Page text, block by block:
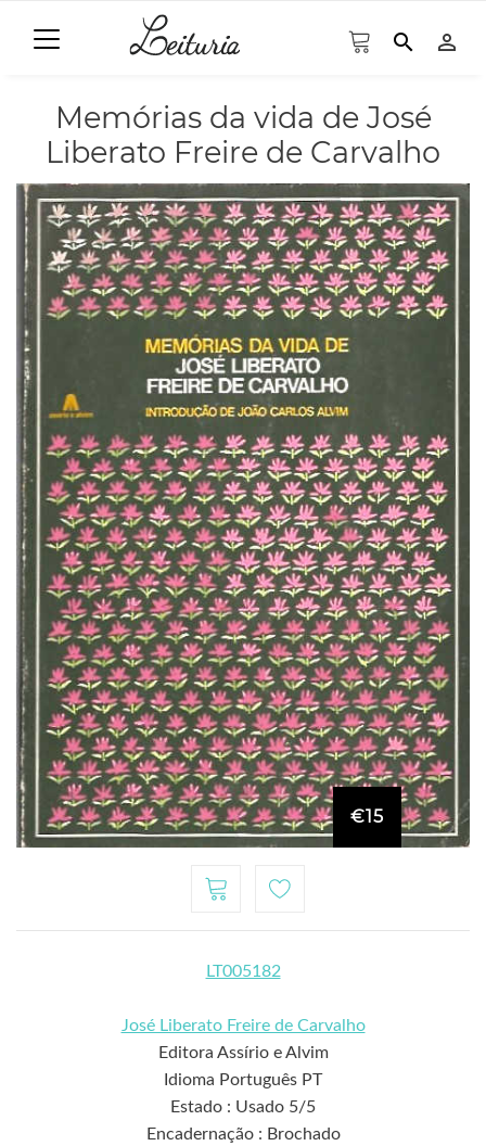
search person_outline
Memórias da vida de José
Liberato Freire de Carvalho
€15
LT005182
José Liberato Freire de Carvalho
Editora Assírio e Alvim
Idioma Português PT
Estado : Usado 5/5
Encadernação : Brochado